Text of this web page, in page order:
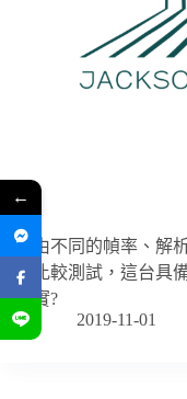
由不同的幀率、解
比較測試，這台具
實?
2019-11-01
←